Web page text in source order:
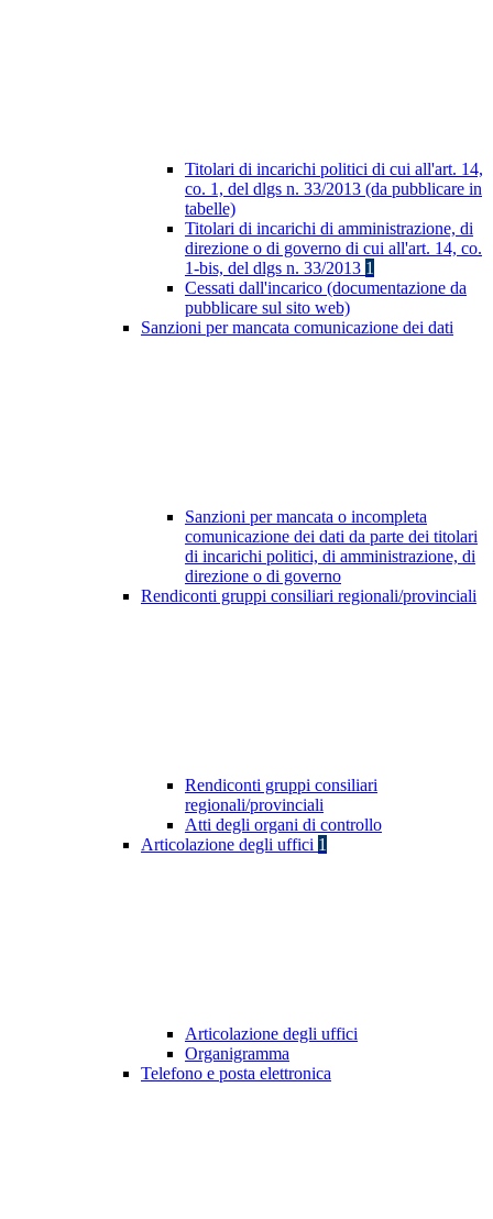
Titolari di incarichi politici di cui all'art. 14,
co. 1, del dlgs n. 33/2013 (da pubblicare in
tabelle)
Titolari di incarichi di amministrazione, di
direzione o di governo di cui all'art. 14, co.
1-bis, del dlgs n. 33/2013 1
Cessati dall'incarico (documentazione da
pubblicare sul sito web)
Sanzioni per mancata comunicazione dei dati
Sanzioni per mancata o incompleta
comunicazione dei dati da parte dei titolari
di incarichi politici, di amministrazione, di
direzione o di governo
Rendiconti gruppi consiliari regionali/provinciali
Rendiconti gruppi consiliari
regionali/provinciali
Atti degli organi di controllo
Articolazione degli uffici 1
Articolazione degli uffici
Organigramma
Telefono e posta elettronica